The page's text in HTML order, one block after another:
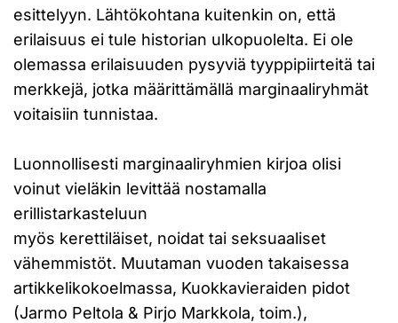
esittelyyn. Lähtökohtana kuitenkin on, että
erilaisuus ei tule historian ulkopuolelta. Ei ole
olemassa erilaisuuden pysyviä tyyppipiirteitä tai
merkkejä, jotka määrittämällä marginaaliryhmät
voitaisiin tunnistaa.
Luonnollisesti marginaaliryhmien kirjoa olisi
voinut vieläkin levittää nostamalla
erillistarkasteluun
myös kerettiläiset, noidat tai seksuaaliset
vähemmistöt. Muutaman vuoden takaisessa
artikkelikokoelmassa, Kuokkavieraiden pidot
(Jarmo Peltola & Pirjo Markkola, toim.),